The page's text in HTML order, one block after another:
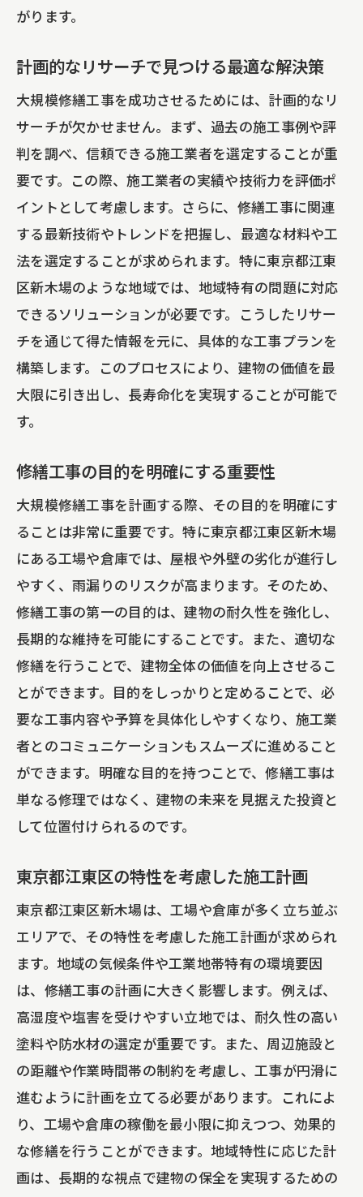
クリスト
評判の良い業者の見分け方
施工業者の評価を確認する方法
大規模修繕工事で建物の長寿命化を実現する
には
建物の長寿命化に向けた修繕計画の立て
方
適切な施工材料の選び方
長寿命化を目指す施工後のメンテナンス
法
修繕工事が建物に与える長期的な影響
長寿命化を実現するための定期点検の重
東京都江東区新木場での修繕工事を円滑に進
める秘訣
スムーズな施工を実現するための施工計
画
地元の規制を遵守するための注意点
修繕工事におけるスケジュール管理のコ
ツ
近隣住民への配慮とコミュニケーション
施工現場でのトラブルを未然に防ぐ方法
修繕工事成功のためのチーム作り
屋根塗装で雨漏り対策を強化しながら費用を
抑えるコツ
屋根塗装で雨漏りを防ぐための基本知識
ト
DIY vs. プロフェッショナル施工の比較
屋根塗装後に必要な定期的なメンテナン
ス
費用対効果を最大化するための施工手順
長期的な視点で考える屋根塗装の計画
大規模修繕工事で得られる補助金の最新情報
最新の補助金情報を得るためのリソース
補助金申請で注意すべき最新トレンド
補助金の利用で得られるメリットとその
影響
がります。
計画的なリサーチで見つける最適な解決策
大規模修繕工事を成功させるためには、計画的なリ
サーチが欠かせません。まず、過去の施工事例や評
判を調べ、信頼できる施工業者を選定することが重
要です。この際、施工業者の実績や技術力を評価ポ
イントとして考慮します。さらに、修繕工事に関連
する最新技術やトレンドを把握し、最適な材料や工
法を選定することが求められます。特に東京都江東
区新木場のような地域では、地域特有の問題に対応
できるソリューションが必要です。こうしたリサー
チを通じて得た情報を元に、具体的な工事プランを
構築します。このプロセスにより、建物の価値を最
大限に引き出し、長寿命化を実現することが可能で
す。
修繕工事の目的を明確にする重要性
大規模修繕工事を計画する際、その目的を明確にす
ることは非常に重要です。特に東京都江東区新木場
にある工場や倉庫では、屋根や外壁の劣化が進行し
やすく、雨漏りのリスクが高まります。そのため、
修繕工事の第一の目的は、建物の耐久性を強化し、
長期的な維持を可能にすることです。また、適切な
修繕を行うことで、建物全体の価値を向上させるこ
とができます。目的をしっかりと定めることで、必
要な工事内容や予算を具体化しやすくなり、施工業
者とのコミュニケーションもスムーズに進めること
ができます。明確な目的を持つことで、修繕工事は
単なる修理ではなく、建物の未来を見据えた投資と
して位置付けられるのです。
東京都江東区の特性を考慮した施工計画
東京都江東区新木場は、工場や倉庫が多く立ち並ぶ
エリアで、その特性を考慮した施工計画が求められ
ます。地域の気候条件や工業地帯特有の環境要因
は、修繕工事の計画に大きく影響します。例えば、
高湿度や塩害を受けやすい立地では、耐久性の高い
塗料や防水材の選定が重要です。また、周辺施設と
の距離や作業時間帯の制約を考慮し、工事が円滑に
進むように計画を立てる必要があります。これによ
り、工場や倉庫の稼働を最小限に抑えつつ、効果的
な修繕を行うことができます。地域特性に応じた計
画は、長期的な視点で建物の保全を実現するための